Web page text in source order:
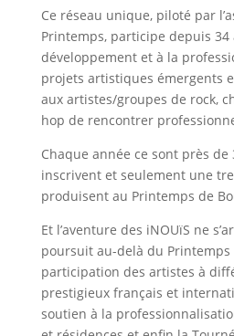
Ce réseau unique, piloté par
Printemps, participe depuis 34
développement et à la
projets artistiques émergents
aux artistes/groupes de rock,
hop de rencontrer
Chaque année ce sont près de
inscrivent et seulement une
produisent au Printemps de
Et l’aventure des iNOUïS ne
poursuit au-delà du Printemps
participation des artistes à
prestigieux français et
soutien à la